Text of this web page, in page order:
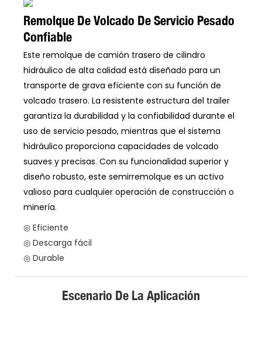
Remolque De Volcado De Servicio Pesado
Confiable
Este remolque de camión trasero de cilindro
hidráulico de alta calidad está diseñado para un
transporte de grava eficiente con su función de
volcado trasero. La resistente estructura del trailer
garantiza la durabilidad y la confiabilidad durante el
uso de servicio pesado, mientras que el sistema
hidráulico proporciona capacidades de volcado
suaves y precisas. Con su funcionalidad superior y
diseño robusto, este semirremolque es un activo
valioso para cualquier operación de construcción o
minería.
◎ Eficiente
◎ Descarga fácil
◎ Durable
Escenario De La Aplicación